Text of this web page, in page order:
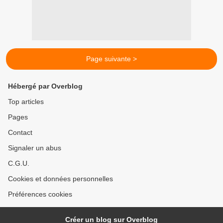
Page suivante >
Hébergé par Overblog
Top articles
Pages
Contact
Signaler un abus
C.G.U.
Cookies et données personnelles
Préférences cookies
Créer un blog sur Overblog